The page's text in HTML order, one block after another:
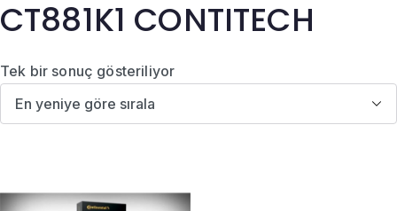
CT881K1 CONTITECH
Tek bir sonuç gösteriliyor